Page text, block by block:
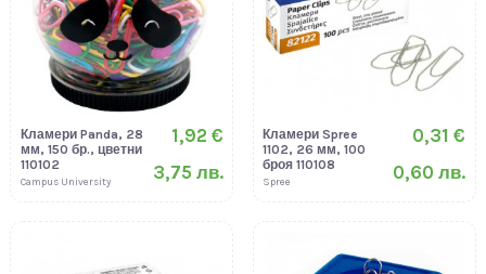
Кламери Panda, 28
мм, 150 бр., цветни
110102
Campus University
1,92 €
3,75 лв.
Кламери Spree
1102, 26 мм, 100
броя 110108
Spree
0,31 €
0,60 лв.